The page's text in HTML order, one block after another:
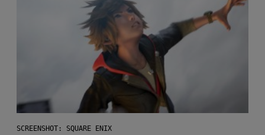
SCREENSHOT: SQUARE ENIX